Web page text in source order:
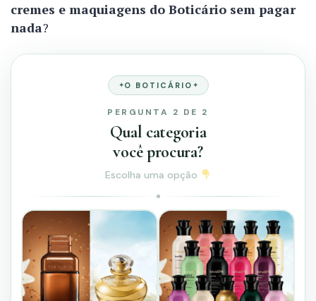
cremes e maquiagens do Boticário sem pagar
nada?
O BOTICÁRIO
PERGUNTA 2 DE 2
Qual categoria
você procura?
Escolha uma opção